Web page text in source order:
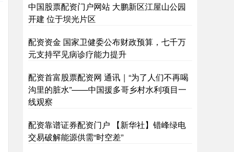
中国股票配资门户网站 大鹏新区江屋山公园
开建 位于坝光片区
配资资金 国家卫健委公布财政预算，七千万
元支持罕见病诊疗能力提升
配资首富股票配资网 通讯｜“为了人们不再喝
沟里的脏水”——中国援多哥乡村水利项目一
线观察
配资靠谱证券配资门户 【新华社】错峰绿电
交易破解能源供需“时空差”